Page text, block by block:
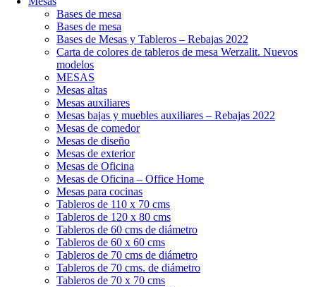
Bases de mesa
Bases de mesa
Bases de Mesas y Tableros – Rebajas 2022
Carta de colores de tableros de mesa Werzalit. Nuevos
modelos
MESAS
Mesas altas
Mesas auxiliares
Mesas bajas y muebles auxiliares – Rebajas 2022
Mesas de comedor
Mesas de diseño
Mesas de exterior
Mesas de Oficina
Mesas de Oficina – Office Home
Mesas para cocinas
Tableros de 110 x 70 cms
Tableros de 120 x 80 cms
Tableros de 60 cms de diámetro
Tableros de 60 x 60 cms
Tableros de 70 cms de diámetro
Tableros de 70 cms. de diámetro
Tableros de 70 x 70 cms